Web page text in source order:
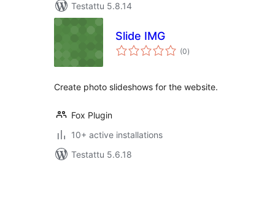
Testattu 5.8.14
Slide IMG
(0arvosanat
yhteensä
)
Create photo slideshows for the website.
Fox Plugin
10+ active installations
Testattu 5.6.18